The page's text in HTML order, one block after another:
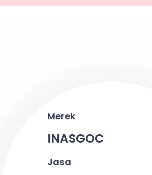
Merek
INASGOC
Jasa